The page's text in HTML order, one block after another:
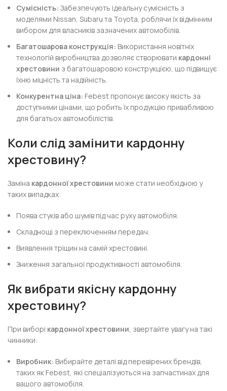
Сумісність: Забезпечують ідеальну сумісність з
моделями Nissan, Subaru та Toyota, роблячи їх відмінним
вибором для власників зазначених автомобілів.
Багатошарова конструкція: Використання новітніх
технологій виробництва дозволяє створювати кардонні
хрестовини з багатошаровою конструкцією, що підвищує
їхню міцність та надійність.
Конкурентна ціна: Febest пропонує високу якість за
доступними цінами, що робить їх продукцію привабливою
для багатьох автомобілістів.
Коли слід замінити кардонну
хрестовину?
Заміна кардонної хрестовини може стати необхідною у
таких випадках:
Поява стуків або шумів під час руху автомобіля.
Складнощі з переключенням передач.
Виявлення тріщин на самій хрестовині.
Зниження загальної продуктивності автомобіля.
Як вибрати якісну кардонну
хрестовину?
При виборі кардонної хрестовини, звертайте увагу на такі
чинники:
Виробник: Вибирайте деталі від перевірених брендів,
таких як Febest, які спеціалізуються на запчастинах для
вашого автомобіля.